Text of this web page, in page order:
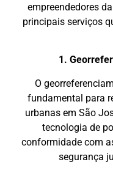
empreendedores
principais serviços
1.
O
fundamental para
urbanas em São
tecnologia de
conformidade com
segurança